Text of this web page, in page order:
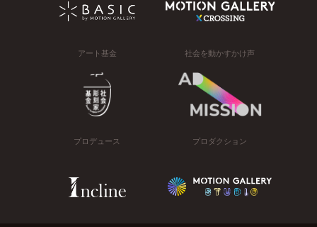
アート基金 社会を動かすかけ声
プロデュース プロダクション